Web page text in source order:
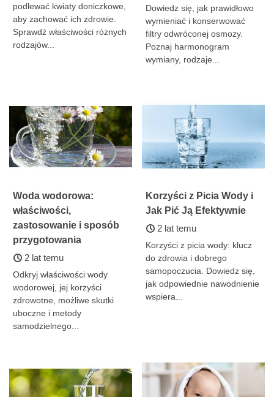
podlewać kwiaty doniczkowe,
aby zachować ich zdrowie.
Sprawdź właściwości różnych
rodzajów...
Dowiedz się, jak prawidłowo
wymieniać i konserwować
filtry odwróconej osmozy.
Poznaj harmonogram
wymiany, rodzaje...
Woda wodorowa:
właściwości,
zastosowanie i sposób
przygotowania
2 lat temu
Odkryj właściwości wody
wodorowej, jej korzyści
zdrowotne, możliwe skutki
uboczne i metody
samodzielnego...
Korzyści z Picia Wody i
Jak Pić Ją Efektywnie
2 lat temu
Korzyści z picia wody: klucz
do zdrowia i dobrego
samopoczucia. Dowiedz się,
jak odpowiednie nawodnienie
wspiera...